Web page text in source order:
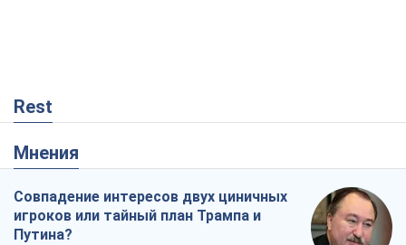
Rest
Мнения
Совпадение интересов двух циничных
игроков или тайный план Трампа и
Путина?